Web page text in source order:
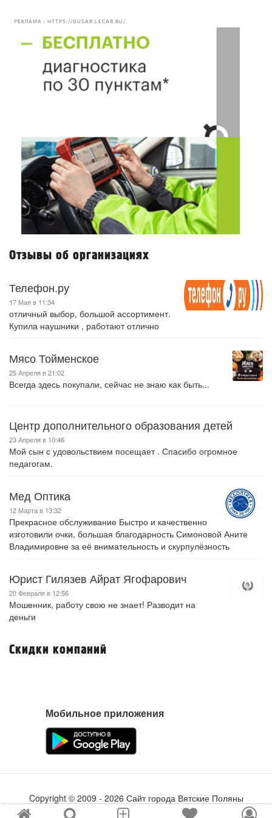
РЕКЛАМА • HTTPS://GUSAR.LECAR.RU/
Отзывы об организациях
Телефон.ру
17 Мая в 11:34
отличный выбор, большой ассортимент.
Купила наушники , работают отлично
Мясо Тойменское
25 Апреля в 21:02
Всегда здесь покупали, сейчас не знаю как быть...
Центр дополнительного образования детей
23 Апреля в 10:46
Мой сын с удовольствием посещает . Спасибо огромное
педагогам.
Мед Оптика
12 Марта в 13:32
Прекрасное обслуживание Быстро и качественно
изготовили очки, большая благодарность Симоновой Аните
Владимировне за её внимательность и скурпулёзность
Юрист Гилязев Айрат Ягофарович
20 Февраля в 12:56
Мошенник, работу свою не знает! Разводит на
деньги
Скидки компаний
Мобильное приложения
Copyright © 2009 - 2026 Сайт города Вятские Поляны
Создание сайта
tabson.ru